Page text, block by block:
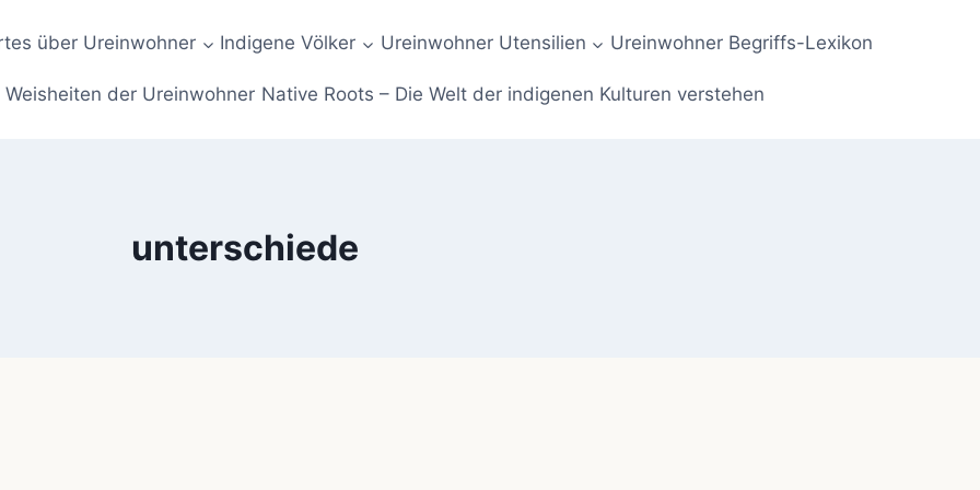
über Ureinwohner Indigene Völker Ureinwohner Utensilien Ureinwohner Begriffs-Lexikon
Weisheiten der Ureinwohner Native Roots – Die Welt der indigenen Kulturen verstehen
unterschiede